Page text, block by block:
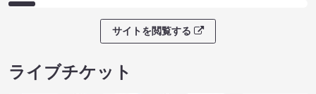
サイトを閲覧する
ライブチケット